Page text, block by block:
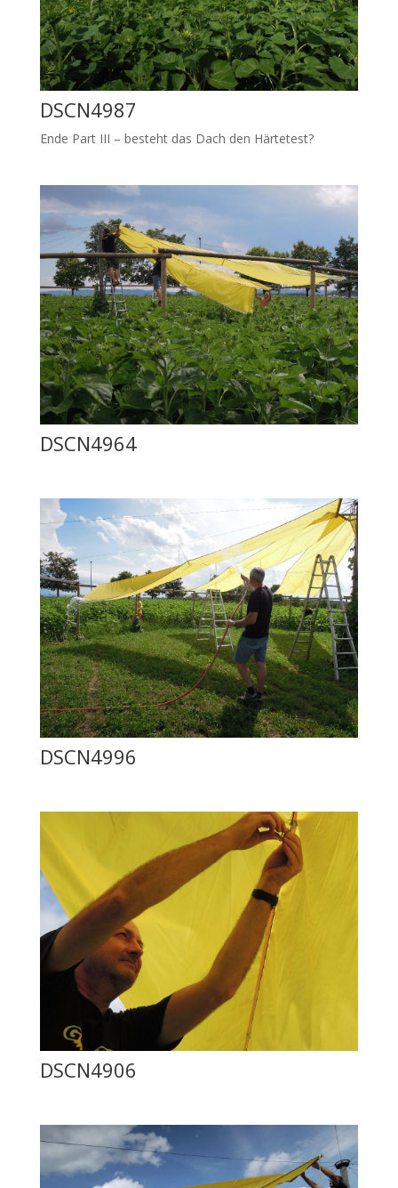
DSCN4987
Ende Part III – besteht das Dach den Härtetest?
DSCN4964
DSCN4996
DSCN4906